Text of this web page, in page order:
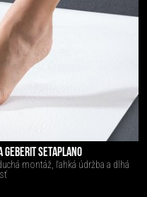
GEBERIT SETAPLANO
montáž, ľahká údržba a dlhá